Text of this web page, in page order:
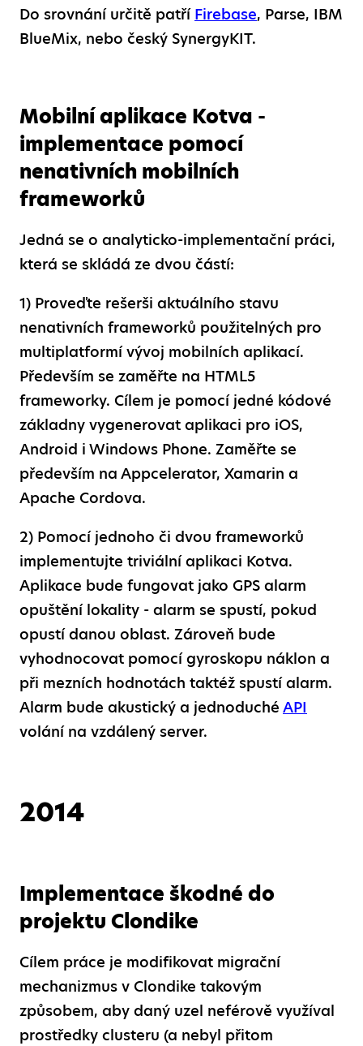
Do srovnání určitě patří Firebase, Parse, IBM
BlueMix, nebo český SynergyKIT.
Mobilní aplikace Kotva -
implementace pomocí
nenativních mobilních
frameworků
Jedná se o analyticko-implementační práci,
která se skládá ze dvou částí:
1) Proveďte rešerši aktuálního stavu
nenativních frameworků použitelných pro
multiplatformí vývoj mobilních aplikací.
Především se zaměřte na HTML5
frameworky. Cílem je pomocí jedné kódové
základny vygenerovat aplikaci pro iOS,
Android i Windows Phone. Zaměřte se
především na Appcelerator, Xamarin a
Apache Cordova.
2) Pomocí jednoho či dvou frameworků
implementujte triviální aplikaci Kotva.
Aplikace bude fungovat jako GPS alarm
opuštění lokality - alarm se spustí, pokud
opustí danou oblast. Zároveň bude
vyhodnocovat pomocí gyroskopu náklon a
při mezních hodnotách taktéž spustí alarm.
Alarm bude akustický a jednoduché API
volání na vzdálený server.
2014
Implementace škodné do
projektu Clondike
Cílem práce je modifikovat migrační
mechanizmus v Clondike takovým
způsobem, aby daný uzel neférově využíval
prostředky clusteru (a nebyl přitom